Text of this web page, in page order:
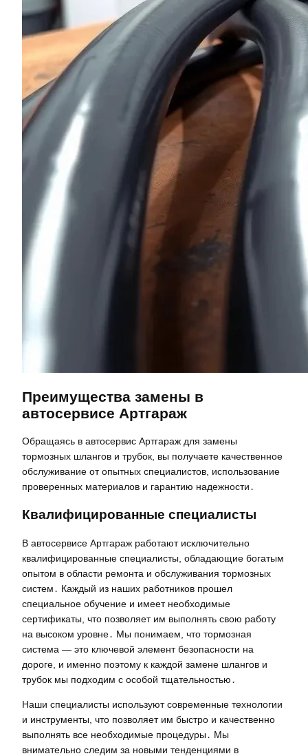
Преимущества замены в
автосервисе Артгараж
Обращаясь в автосервис Артгараж для замены
тормозных шлангов и трубок, вы получаете качественное
обслуживание от опытных специалистов, использование
проверенных материалов и гарантию надежности․
Квалифицированные специалисты
В автосервисе Артгараж работают исключительно
квалифицированные специалисты, обладающие богатым
опытом в области ремонта и обслуживания тормозных
систем․ Каждый из наших работников прошел
специальное обучение и имеет необходимые
сертификаты, что позволяет им выполнять свою работу
на высоком уровне․ Мы понимаем, что тормозная
система — это ключевой элемент безопасности на
дороге, и именно поэтому к каждой замене шлангов и
трубок мы подходим с особой тщательностью․
Наши специалисты используют современные технологии
и инструменты, что позволяет им быстро и качественно
выполнять все необходимые процедуры․ Мы
внимательно следим за новыми тенденциями в